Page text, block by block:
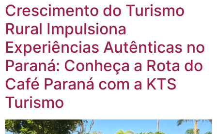
Crescimento do Turismo
Rural Impulsiona
Experiências Autênticas no
Paraná: Conheça a Rota do
Café Paraná com a KTS
Turismo